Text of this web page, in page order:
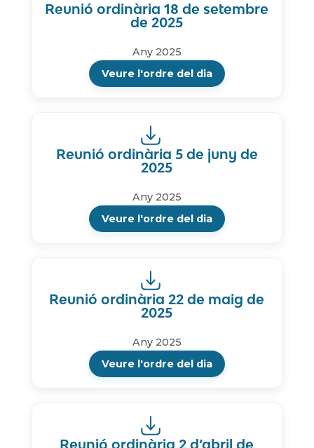
Reunió ordinària 18 de setembre
de 2025
Any 2025
Veure l'ordre del dia
Reunió ordinària 5 de juny de
2025
Any 2025
Veure l'ordre del dia
Reunió ordinària 22 de maig de
2025
Any 2025
Veure l'ordre del dia
Reunió ordinària 2 d’abril de